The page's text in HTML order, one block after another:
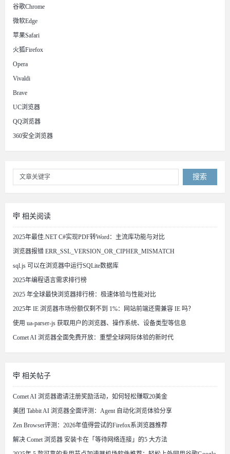
谷歌Chrome
微软Edge
苹果Safari
火狐Firefox
Opera
Vivaldi
Brave
UC浏览器
QQ浏览器
360安全浏览器
搜索
相关阅读
2025年最佳.NET C#实现PDF转Word：主流库功能与对比
浏览器报错 ERR_SSL_VERSION_OR_CIPHER_MISMATCH
sql.js 可以在浏览器中运行SQLite数据库
2025年编程语言需求排行榜
2025 年全球最快浏览器排行榜：极速体验与性能对比
2025年 IE 浏览器市场份额仅剩不到 1%：网站前端还需兼容 IE 吗？
使用 ua-parser-js 获取用户的浏览器、操作系统、设备类型等信息
Comet AI 浏览器全面免费开放：重塑全球网际体验的新时代
相关帖子
Comet AI 浏览器邀请注册奖励活动，如何轻松赚取20美金
美团 Tabbit AI 浏览器全面评测：Agent 自动化浏览体验分享
Zen Browser评测：2026年值得尝试的Firefox系浏览器推荐
解决 Comet 浏览器 安装卡在「等待网络连接」的5 大方法